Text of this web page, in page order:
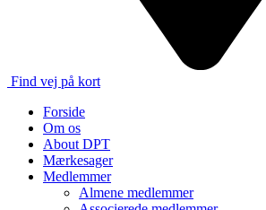
Find vej på kort
Forside
Om os
About DPT
Mærkesager
Medlemmer
Almene medlemmer